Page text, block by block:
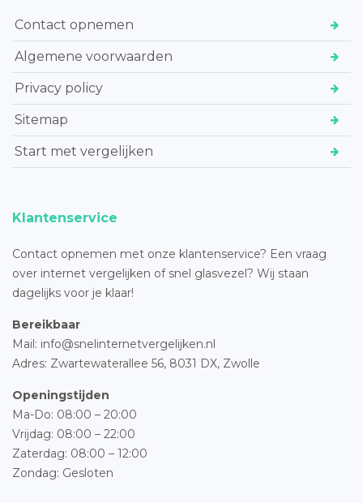
Contact opnemen
Algemene voorwaarden
Privacy policy
Sitemap
Start met vergelijken
Klantenservice
Contact opnemen met onze klantenservice? Een vraag
over internet vergelijken of snel glasvezel? Wij staan
dagelijks voor je klaar!
Bereikbaar
Mail: info@snelinternetvergelijken.nl
Adres: Zwartewaterallee 56, 8031 DX, Zwolle
Openingstijden
Ma-Do: 08:00 – 20:00
Vrijdag: 08:00 – 22:00
Zaterdag: 08:00 – 12:00
Zondag: Gesloten